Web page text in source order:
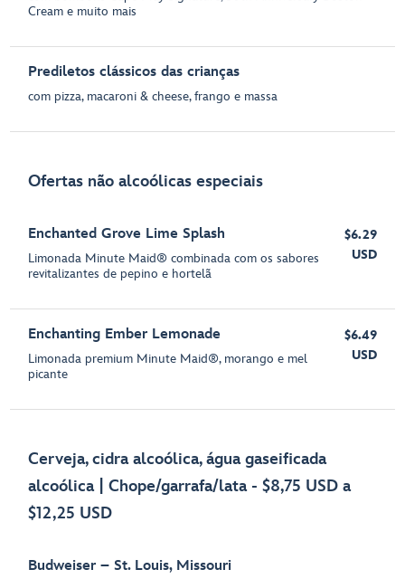
Cream e muito mais
Prediletos clássicos das crianças
com pizza, macaroni & cheese, frango e massa
Ofertas não alcoólicas especiais
Enchanted Grove Lime Splash
Limonada Minute Maid® combinada com os sabores
revitalizantes de pepino e hortelã
$6.29
USD
Enchanting Ember Lemonade
Limonada premium Minute Maid®, morango e mel
picante
$6.49
USD
Cerveja, cidra alcoólica, água gaseificada
alcoólica | Chope/garrafa/lata - $8,75 USD a
$12,25 USD
Budweiser – St. Louis, Missouri